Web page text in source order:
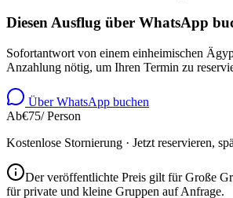
Diesen Ausflug über WhatsApp
Sofortantwort von einem einheimischen
Anzahlung nötig, um Ihren Termin zu
Über WhatsApp buchen
Ab€75/ Person
Kostenlose Stornierung · Jetzt reservieren,
Der veröffentlichte Preis gilt für Große
für private und kleine Gruppen auf Anfrage.